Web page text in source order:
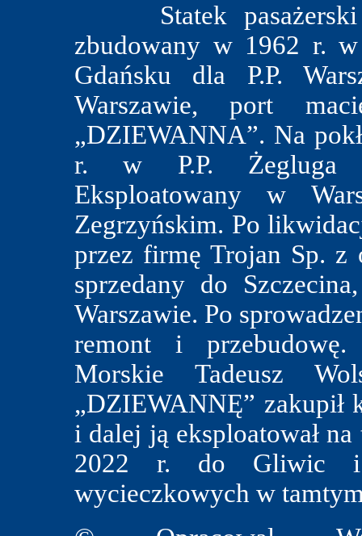
Statek pasażerski
zbudowany w 1962 r.
Gdańsku dla P.P.
Warszawie, port
„DZIEWANNA”. Na
r. w P.P. Żegluga
Eksploatowany w
Zegrzyńskim. Po
przez firmę Trojan Sp. z
sprzedany do
Warszawie. Po
remont i przebudowę.
Morskie Tadeusz
„DZIEWANNĘ” zakupił
i dalej ją eksploatował
2022 r. do Gliwic i
wycieczkowych w